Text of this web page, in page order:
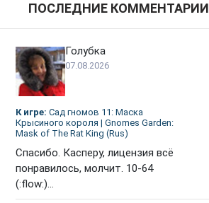
ПОСЛЕДНИЕ КОММЕНТАРИИ
Голубка
07.08.2026
К игре: Сад гномов 11: Маска
Крысиного короля | Gnomes Garden:
Mask of The Rat King (Rus)
Спасибо. Касперу, лицензия всё
понравилось, молчит. 10-64
(:flow:)...